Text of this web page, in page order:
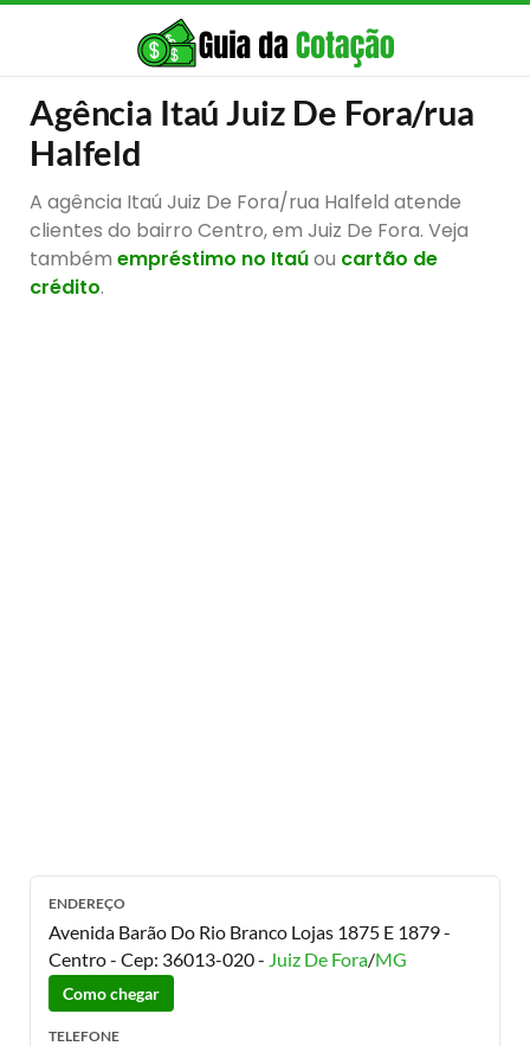
Agência Itaú Juiz De Fora/rua
Halfeld
A agência Itaú Juiz De Fora/rua Halfeld atende
clientes do bairro Centro, em Juiz De Fora. Veja
também empréstimo no Itaúou cartão de
crédito.
ENDEREÇO
Avenida Barão Do Rio Branco Lojas 1875 E 1879 -
Centro- Cep: 36013-020- Juiz De Fora/MG
Como chegar
TELEFONE